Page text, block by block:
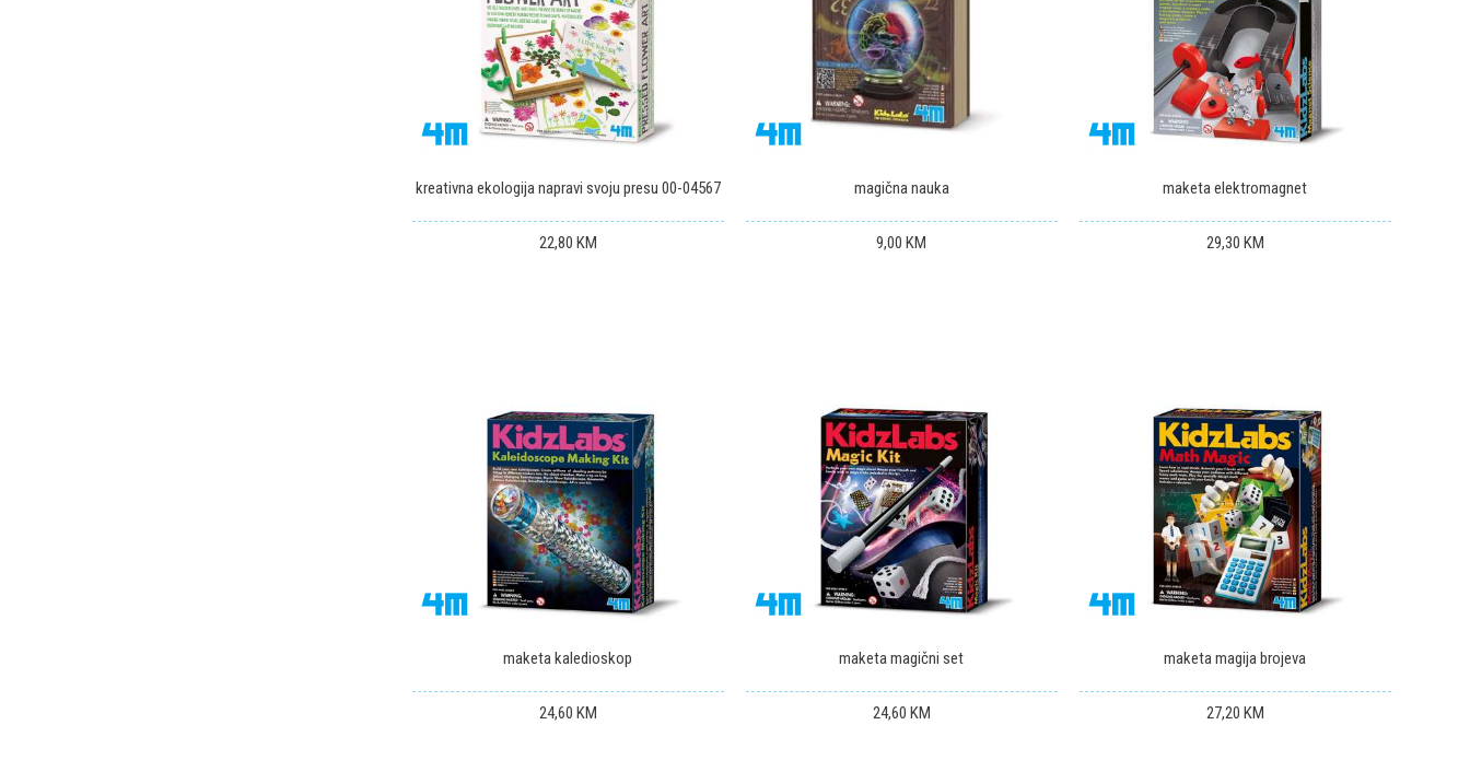
kreativna ekologija napravi svoju presu 00-04567
22,80 KM
magična nauka
9,00KM
maketa elektromagnet
29,30 KM
maketa kaledioskop
24,60 KM
maketa magični set
24,60 KM
maketa magija brojeva
27,20 KM